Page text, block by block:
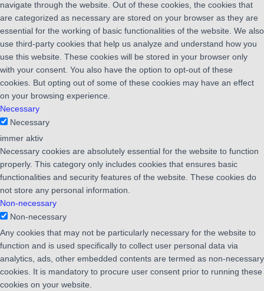
navigate through the website. Out of these cookies, the cookies that
are categorized as necessary are stored on your browser as they are
essential for the working of basic functionalities of the website. We also
use third-party cookies that help us analyze and understand how you
use this website. These cookies will be stored in your browser only
with your consent. You also have the option to opt-out of these
cookies. But opting out of some of these cookies may have an effect
on your browsing experience.
Necessary
Necessary
immer aktiv
Necessary cookies are absolutely essential for the website to function
properly. This category only includes cookies that ensures basic
functionalities and security features of the website. These cookies do
not store any personal information.
Non-necessary
Non-necessary
Any cookies that may not be particularly necessary for the website to
function and is used specifically to collect user personal data via
analytics, ads, other embedded contents are termed as non-necessary
cookies. It is mandatory to procure user consent prior to running these
cookies on your website.